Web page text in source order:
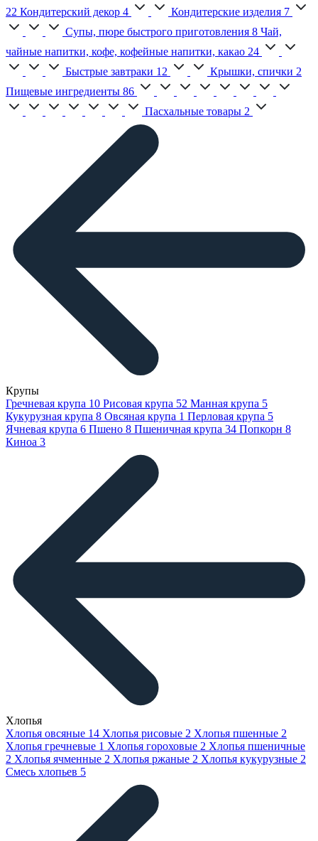
22 Кондитерский декор 4 Кондитерские изделия 7
Супы, пюре быстрого приготовления 8 Чай,
чайные напитки, кофе, кофейные напитки, какао 24
Быстрые завтраки 12 Крышки, спички 2
Пищевые ингредиенты 86
Пасхальные товары 2
Крупы
Гречневая крупа 10 Рисовая крупа 52 Манная крупа 5
Кукурузная крупа 8 Овсяная крупа 1 Перловая крупа 5
Ячневая крупа 6 Пшено 8 Пшеничная крупа 34 Попкорн 8
Киноа 3
Хлопья
Хлопья овсяные 14 Хлопья рисовые 2 Хлопья пшенные 2
Хлопья гречневые 1 Хлопья гороховые 2 Хлопья пшеничные
2 Хлопья ячменные 2 Хлопья ржаные 2 Хлопья кукурузные 2
Смесь хлопьев 5